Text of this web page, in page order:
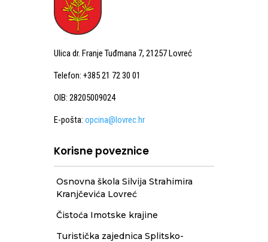
Ulica dr. Franje Tuđmana 7, 21257 Lovreć
Telefon: +385 21 72 30 01
OIB: 28205009024
E-pošta: opcina@lovrec.hr
Korisne poveznice
Osnovna škola Silvija Strahimira
Kranjčevića Lovreć
Čistoća Imotske krajine
Turistička zajednica Splitsko-